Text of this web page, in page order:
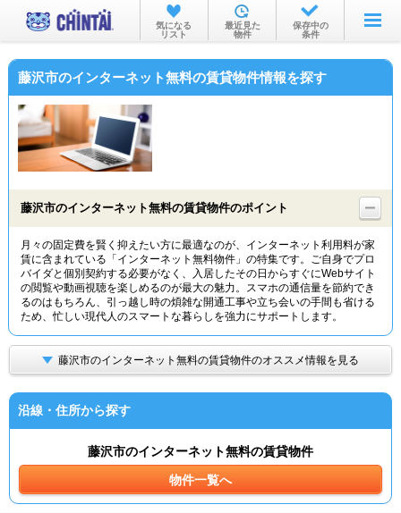
お部屋を探す
沿線・駅から
物件特集から
TOP
気になる
リスト
最近見た
物件
保存中の
条件
藤沢市のインターネット無料の賃貸物件情報を探す
藤沢市のインターネット無料の賃貸物件のポイント
月々の固定費を賢く抑えたい方に最適なのが、インターネット利用料が家
賃に含まれている「インターネット無料物件」の特集です。ご自身でプロ
バイダと個別契約する必要がなく、入居したその日からすぐにWebサイト
の閲覧や動画視聴を楽しめるのが最大の魅力。スマホの通信量を節約でき
るのはもちろん、引っ越し時の煩雑な開通工事や立ち会いの手間も省ける
ため、忙しい現代人のスマートな暮らしを強力にサポートします。
藤沢市のインターネット無料の賃貸物件のオススメ情報を見る
沿線・住所から探す
藤沢市のインターネット無料の賃貸物件
物件一覧へ